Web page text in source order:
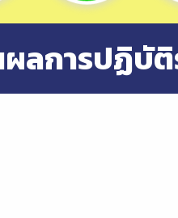
ผลการปฏิบั